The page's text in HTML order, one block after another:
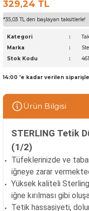
329,24 TL
*35,03 TL den başlayan taksitlerle!
Kategori
Marka
Stok Kodu
14:00 'e kadar verilen
Ürün Bilgisi
STERLING Tetik
(1/2)
Tüfeklerinizde ve
iğneye zarar
Yüksek kaliteli
iğne kırılması gibi
Tetik hassasiyeti,